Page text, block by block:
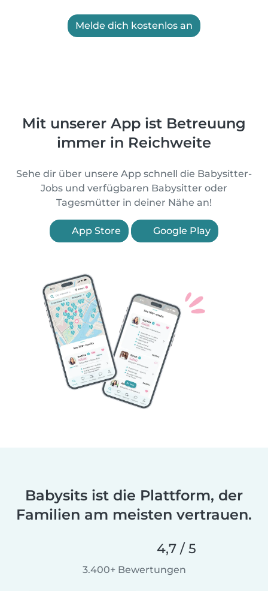
Melde dich kostenlos an
Mit unserer App ist Betreuung
immer in Reichweite
Sehe dir über unsere App schnell die Babysitter-
Jobs und verfügbaren Babysitter oder
Tagesmütter in deiner Nähe an!
App Store Google Play
Babysits ist die Plattform, der
Familien am meisten vertrauen.
4,7 / 5
3.400+ Bewertungen